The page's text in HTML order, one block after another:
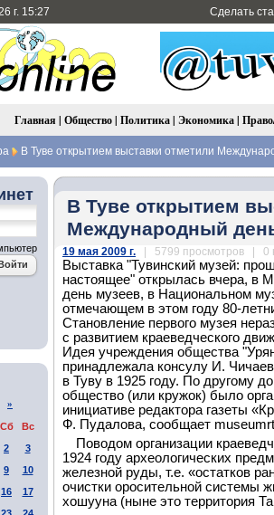
г. 15:27 Сделать
Главная | Общество| Политика| Экономика|
В Туве открытием выставки отметили
»
Сб
Вс
2
3
9
10
16
17
В Туве открытием
Международный
19 мая 2009 г. | 5799 просмотров | 0
Выставка "Тувинский музей:
настоящее" открылась вчера, в
день музеев, в Национальном
отмечающем в этом году 80-
Становление первого музея
с развитием краеведческого
Идея учреждения общества
принадлежала консулу И.
в Туву в 1925 году. По другому
общество (или кружок) было
инициативе редактора газеты
Ф. Пудалова, сообщает
Поводом организации
1924 году археологических
железной руды, т.е. «остатков
очистки оросительной системы
хошууна (ныне это территория